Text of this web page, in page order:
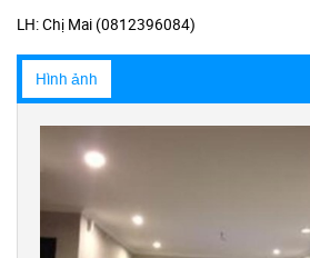
LH: Chị Mai (0812396084)
Hình ảnh